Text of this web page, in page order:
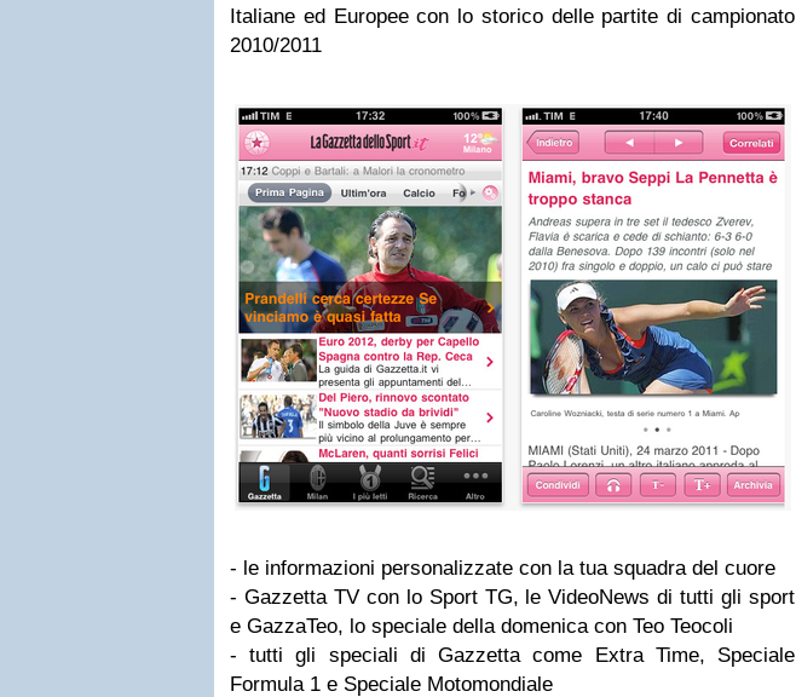
Italiane ed Europee con lo storico delle partite di campionato
2010/2011
- le informazioni personalizzate con la tua squadra del cuore
- Gazzetta TV con lo Sport TG, le VideoNews di tutti gli sport
e GazzaTeo, lo speciale della domenica con Teo Teocoli
- tutti gli speciali di Gazzetta come Extra Time, Speciale
Formula 1 e Speciale Motomondiale